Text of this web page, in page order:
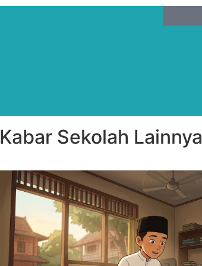
Kabar Sekolah Lainnya